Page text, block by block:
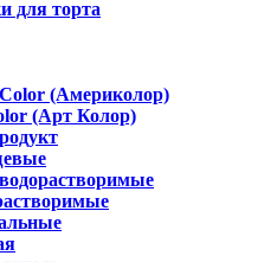
для торта
(Америколор)
(Арт Колор)